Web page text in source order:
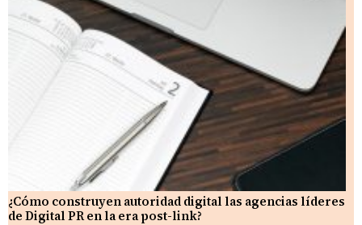
¿Cómo construyen autoridad digital las agencias líderes
de Digital PR en la era post-link?